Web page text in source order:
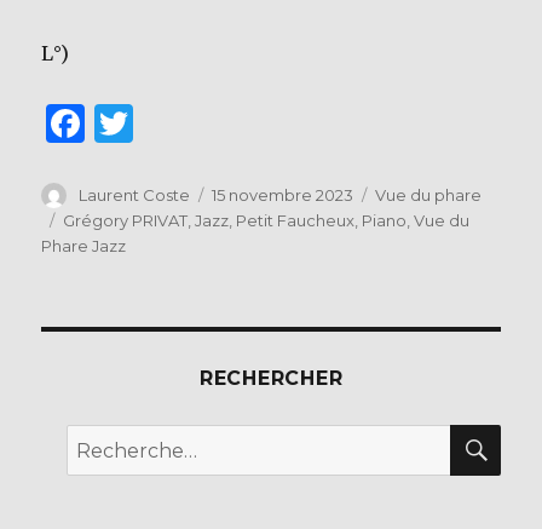
L°)
F
c
e
o
it
te
Auteur
Laurent Coste
Publié
le
15 novembre 2023 Catégories
Vue du phare
Étiquettes
Grégory PRIVAT,Jazz, Petit Faucheux, Piano,Vue du
Phare Jazz
RECHERCHER
Recherche
pour :